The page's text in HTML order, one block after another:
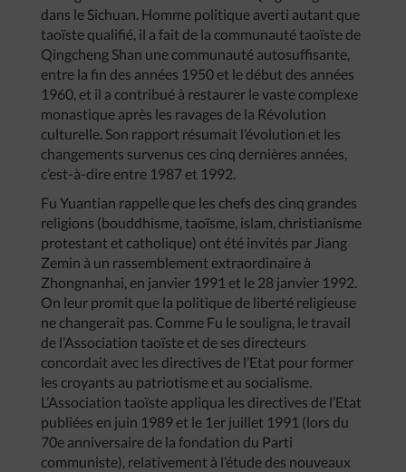
dans le Sichuan. Homme politique averti autant que
taoïste qualifié, il a fait de la communauté taoïste de
Qingcheng Shan une communauté autosuffisante,
entre la fin des années 1950 et le début des années
1960, et il a contribué à restaurer le vaste complexe
monastique après les ravages de la Révolution
culturelle. Son rapport résumait l’évolution et les
changements survenus ces cinq dernières années,
c’est-à-dire entre 1987 et 1992.
Fu Yuantian rappelle que les chefs des cinq grandes
religions (bouddhisme, taoïsme, islam, christianisme
protestant et catholique) ont été invités par Jiang
Zemin à un rassemblement extraordinaire à
Zhongnanhai, en janvier 1991 et le 28 janvier 1992.
On leur promit que la politique de liberté religieuse
ne changerait pas. Comme Fu le souligna, le travail
de l’Association taoïste et de ses directeurs
concordait avec les directives de l’Etat pour former
les croyants au patriotisme et au socialisme.
L’Association taoïste appliqua les directives de l’Etat
publiées en juin 1989 et le 1er juillet 1991 (lors du
70e anniversaire de la fondation du Parti
communiste), relativement à l’étude des nouveaux